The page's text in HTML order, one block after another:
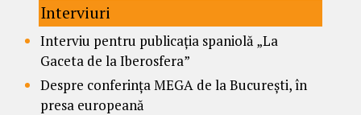
Interviuri
Interviu pentru publicația spaniolă „La
Gaceta de la Iberosfera”
Despre conferința MEGA de la București, în
presa europeană